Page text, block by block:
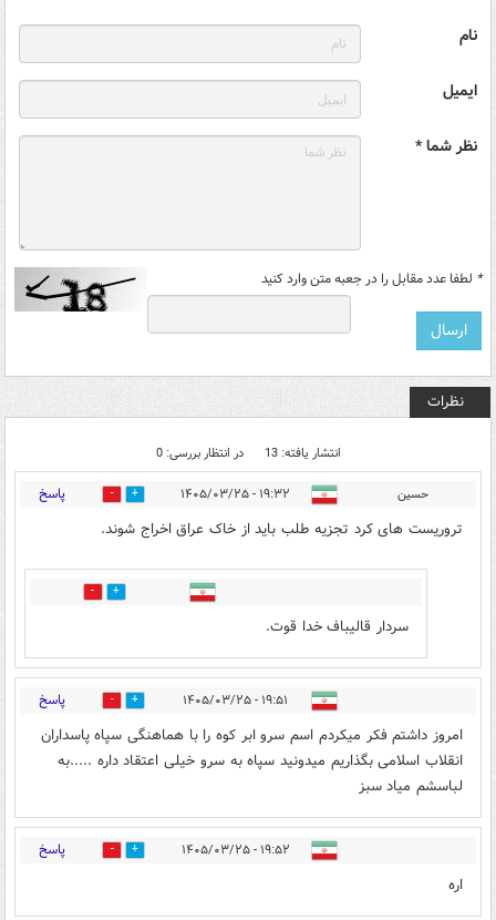
نام
ایمیل
نظر شما *
* لطفا عدد مقابل را در جعبه متن وارد کنید
نظرات
انتشار یافته: 13 در انتظار بررسی: 0
حسین ۱۹:۳۲ - ۱۴۰۵/۰۳/۲۵ 5 پاسخ
تروریست های کرد تجزیه طلب باید از خاک عراق اخراج شوند.
0
سردار قالیباف خدا قوت.
۱۹:۵۱ - ۱۴۰۵/۰۳/۲۵ 1 پاسخ
امروز داشتم فکر میکردم اسم سرو ابر کوه را با هماهنگی سپاه پاسداران
انقلاب اسلامی بگذاریم میدونید سپاه به سرو خیلی اعتقاد داره .....به
لباسشم میاد سبز
۱۹:۵۲ - ۱۴۰۵/۰۳/۲۵ 2 پاسخ
اره